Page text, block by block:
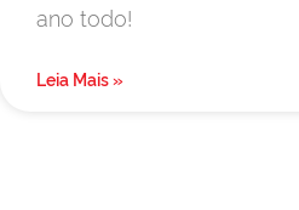
ano todo!
Leia Mais »